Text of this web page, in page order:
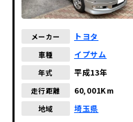
メーカー トヨタ
車種 イプサム
年式 平成13年
走行距離 60,001Km
地域 埼玉県